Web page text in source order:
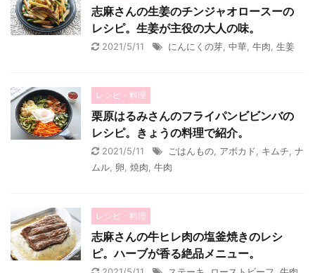
志麻さんの生姜のチンジャオロースーの
レシピ。生姜が主役の大人の味。
2021/5/11 にんにくの芽 中華 牛肉 生姜
レシピ・料理
栗原はるみさんのフライパンビビンバの
レシピ。きょうの料理で紹介。
2021/5/11 ごはんもの アボカド キムチ ナ
ムル 卵 焼肉 牛肉
レシピ・料理
志麻さんの牛ヒレ肉の塩釜焼きのレシ
ピ。ハーブが香る絶品メニュー。